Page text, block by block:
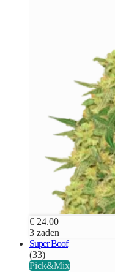
€ 24.00
3 zaden
Super Boof
(33)
Pick&Mix